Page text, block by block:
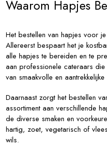
Waarom Hapjes
Het bestellen van hapjes voor
Allereerst bespaart het je
alle hapjes te bereiden en te
aan professionele cateraars
van smaakvolle en
Daarnaast zorgt het bestellen
assortiment aan verschillende
de diverse smaken en
hartig, zoet, vegetarisch of
wils.